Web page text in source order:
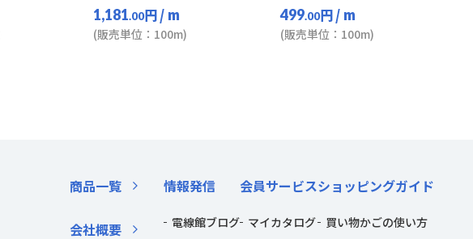
1,181.00円/ m
(販売単位：100m)
499.00円/ m
(販売単位：100m)
商品一覧
会社概要
情報発信
電線館ブログ
会員サービス
マイカタログ
ショッピングガイド
買い物かごの使い方